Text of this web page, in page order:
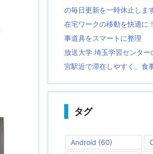
の毎日更新を一時休止しま
在宅ワークの移動を快適に
事道具をスマートに整理
放送大学 埼玉学習センタ
宮駅近で滞在しやすく、食
タグ
Android (60)